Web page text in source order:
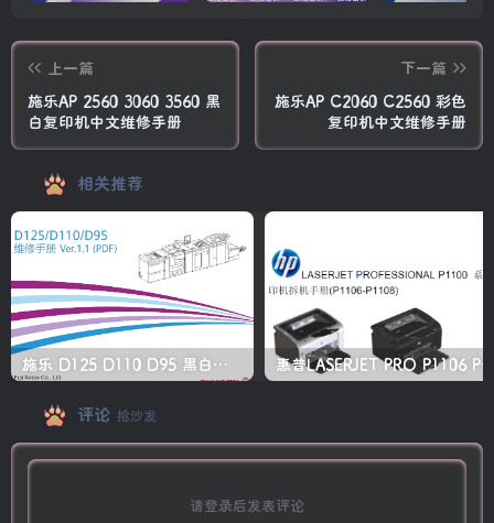
上一篇
施乐AP 2560 3060 3560 黑
白复印机中文维修手册
下一篇
施乐AP C2060 C2560 彩色
复印机中文维修手册
相关推荐
施乐 D125 D110 D95 黑白生产型高速复印机中文维修手册 惠普LASERJET PRO P1106
评论 抢沙发
请登录后发表评论